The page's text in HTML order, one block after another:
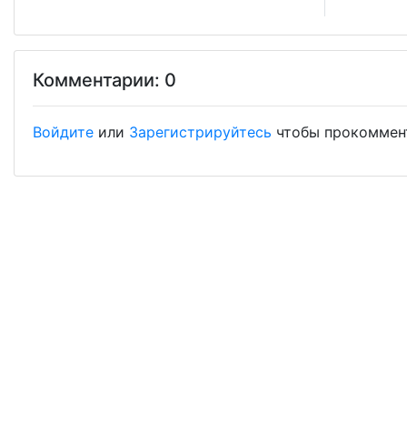
Комментарии: 0
Войдите или Зарегистрируйтесь чтобы